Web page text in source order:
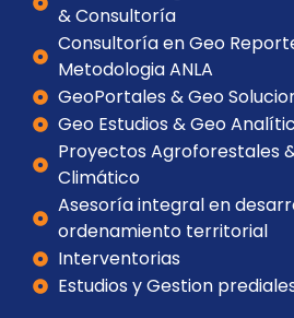
& Consultoría
Consultoría en Geo
Metodologia ANLA
GeoPortales & Geo
Geo Estudios & Geo
Proyectos Agroforestales
Climático
Asesoría integral en
ordenamiento territorial
Interventorias
Estudios y Gestion